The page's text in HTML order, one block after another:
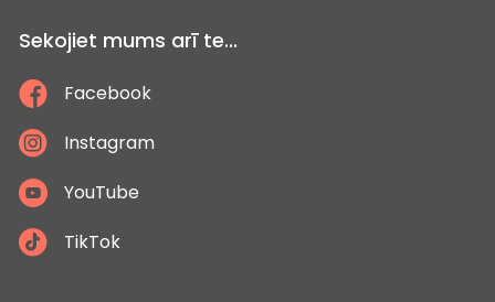
Sekojiet mums arī te...
Facebook
Instagram
YouTube
TikTok